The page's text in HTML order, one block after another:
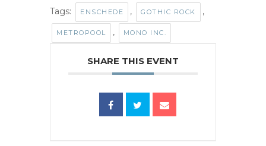
Tags: ENSCHEDE , GOTHIC ROCK ,
METROPOOL , MONO INC.
SHARE THIS EVENT